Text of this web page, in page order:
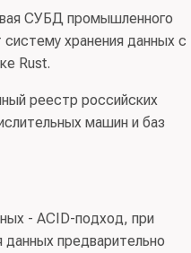
услуги в области
63.11 Услуги по
и взаимосвязанные
(ИНН 9729286114)
орган сертификации:ФАУ
, заявитель:
СУБД промышленного
хранения данных с
Rust.
реестр российских
машин и баз
- ACID-подход, при
предварительно